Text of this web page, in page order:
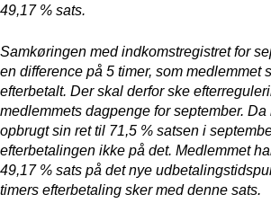
49,17 % sats.
Samkøringen med indkomstregistret for
en difference på 5 timer, som medlemmet
efterbetalt. Der skal derfor ske
medlemmets dagpenge for september.
opbrugt sin ret til 71,5 % satsen i
efterbetalingen ikke på det. Medlemmet
49,17 % sats på det nye
timers efterbetaling sker med denne sats.